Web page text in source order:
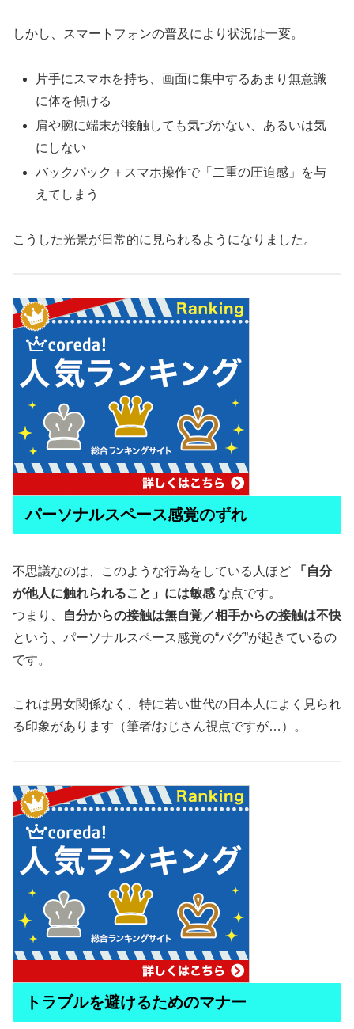
しかし、スマートフォンの普及により状況は一変。
片手にスマホを持ち、画面に集中するあまり無意識
に体を傾ける
肩や腕に端末が接触しても気づかない、あるいは気
にしない
バックパック＋スマホ操作で「二重の圧迫感」を与
えてしまう
こうした光景が日常的に見られるようになりました。
パーソナルスペース感覚のずれ
不思議なのは、このような行為をしている人ほど
「自分
が他人に触れられること」には敏感 な点です。
つまり、
自分からの接触は無自覚／相手からの接触は不快
という、パーソナルスペース感覚の“バグ”が起きているの
です。
これは男女関係なく、特に若い世代の日本人によく見られ
る印象があります（筆者/おじさん視点ですが…）。
トラブルを避けるためのマナー